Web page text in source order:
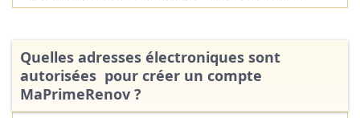
Quelles adresses électroniques sont
autorisées pour créer un compte
MaPrimeRenov ?